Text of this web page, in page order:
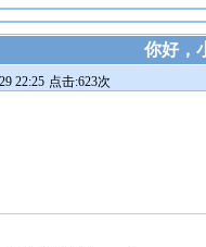
你好，
22:25 点击:623次